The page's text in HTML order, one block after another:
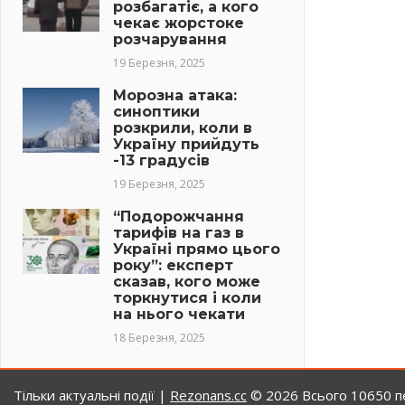
розбагатіє, а кого
чекає жорстоке
розчарування
19 Березня, 2025
Морозна атака:
синоптики
розкрили, коли в
Україну прийдуть
-13 градусів
19 Березня, 2025
“Подорожчання
тарифів на газ в
Україні прямо цього
року”: експерт
сказав, кого може
торкнутися і коли
на нього чекати
18 Березня, 2025
Тільки актуальні події | Rezonans.сс © 2026 Всього 10650